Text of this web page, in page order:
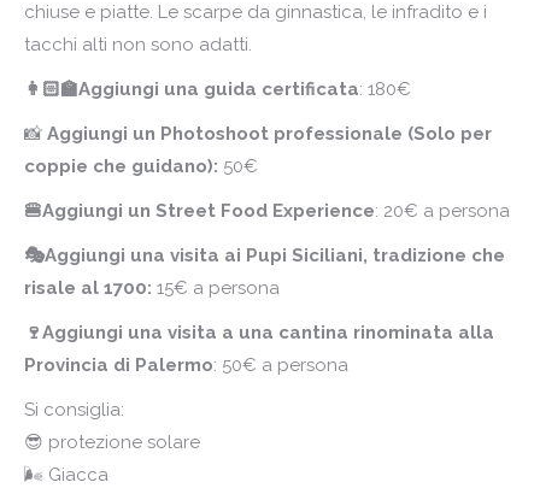
chiuse e piatte. Le scarpe da ginnastica, le infradito e i
tacchi alti non sono adatti.
👩🏻‍🏫Aggiungi una guida certificata: 180€
📸 Aggiungi un Photoshoot professionale (Solo per
coppie che guidano): 50€
🍔Aggiungi un Street Food Experience: 20€ a persona
🎭Aggiungi una visita ai Pupi Siciliani, tradizione che
risale al 1700: 15€ a persona
🍷Aggiungi una visita a una cantina rinominata alla
Provincia di Palermo: 50€ a persona
Si consiglia:
😎 protezione solare
🌬️ Giacca